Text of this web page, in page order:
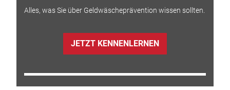
Alles, was Sie über Geldwäscheprävention wissen sollten.
JETZT KENNENLERNEN